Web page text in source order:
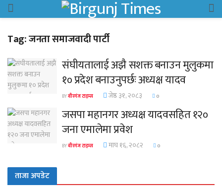
Tag:जनता समाजवादी पार्टी
संघीयतालाई अझै सशक्त बनाउन मुलुकमा
१० प्रदेश बनाउनुपर्छः अध्यक्ष यादव
BYवीरगंज टाइम्स जेष्ठ ३१, २०८३ 0
जसपा महानगर अध्यक्ष यादवसहित १२०
जना एमालेमा प्रवेश
BYवीरगंज टाइम्स माघ १६, २०८२ 0
ताजा अपडेट